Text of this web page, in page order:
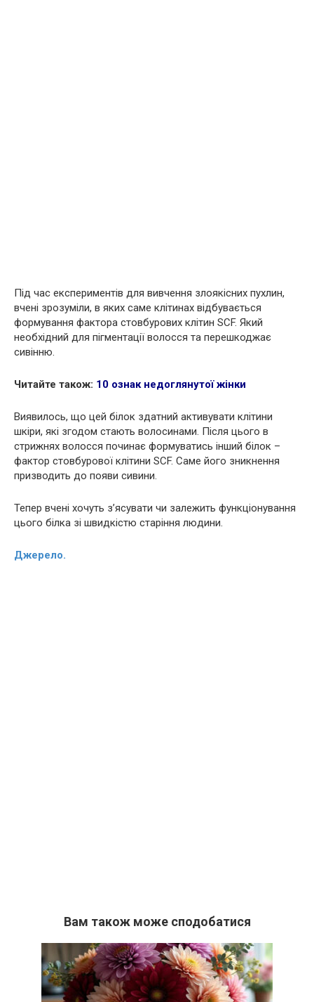
Під час експериментів для вивчення злоякісних пухлин,
вчені зрозуміли, в яких саме клітинах відбувається
формування фактора стовбурових клітин SCF. Який
необхідний для пігментації волосся та перешкоджає
сивінню.
Читайте також: 10 ознак недоглянутої жінки
Виявилось, що цей білок здатний активувати клітини
шкіри, які згодом стають волосинами. Після цього в
стрижнях волосся починає формуватись інший білок –
фактор стовбурової клітини SCF. Саме його зникнення
призводить до появи сивини.
Тепер вчені хочуть з’ясувати чи залежить функціонування
цього білка зі швидкістю старіння людини.
Джерело.
Вам також може сподобатися